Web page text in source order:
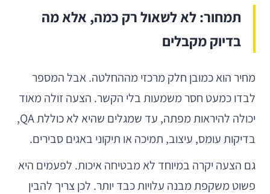
תמחור: לא לשאול רק כמה, אלא מה
בדיוק מקבלים
מחיר הוא כמובן חלק מרכזי מההחלטה. אבל המספר
לבדו כמעט חסר משמעות בלי הקשר. הצעה זולה מאוד
יכולה להיראות מפתה, עד שמגלים שהיא לא כוללת QA,
בדיקות עומס, עיצוב, תמיכה או תיקוני באגים סבירים.
גם הצעה יקרה במיוחד לא מבטיחה איכות. לפעמים היא
פשוט משקפת מבנה עלויות כבד יותר. לכן צריך להבין